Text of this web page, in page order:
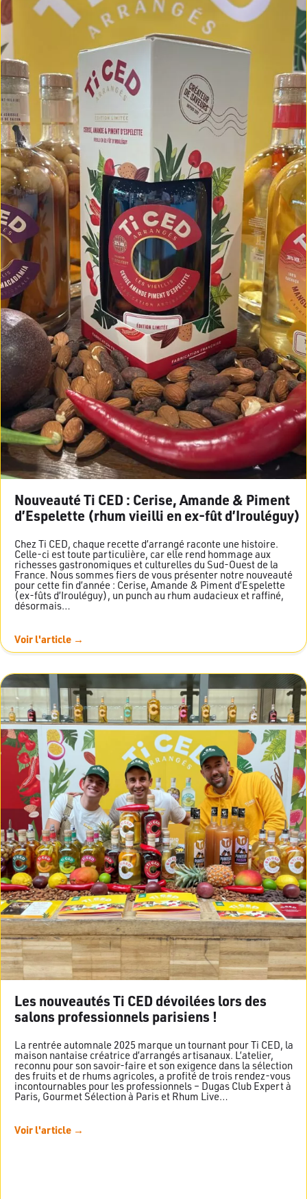
Nouveauté Ti CED : Cerise, Amande & Piment
d’Espelette (rhum vieilli en ex-fût d’Irouléguy)
Chez Ti CED, chaque recette d’arrangé raconte une histoire.
Celle-ci est toute particulière, car elle rend hommage aux
richesses gastronomiques et culturelles du Sud-Ouest de la
France. Nous sommes fiers de vous présenter notre nouveauté
pour cette fin d’année : Cerise, Amande & Piment d’Espelette
(ex-fûts d’Irouléguy), un punch au rhum audacieux et raffiné,
désormais…
Voir l'article →
Les nouveautés Ti CED dévoilées lors des
salons professionnels parisiens !
La rentrée automnale 2025 marque un tournant pour Ti CED, la
maison nantaise créatrice d’arrangés artisanaux. L’atelier,
reconnu pour son savoir-faire et son exigence dans la sélection
des fruits et de rhums agricoles, a profité de trois rendez-vous
incontournables pour les professionnels – Dugas Club Expert à
Paris, Gourmet Sélection à Paris et Rhum Live…
Voir l'article →